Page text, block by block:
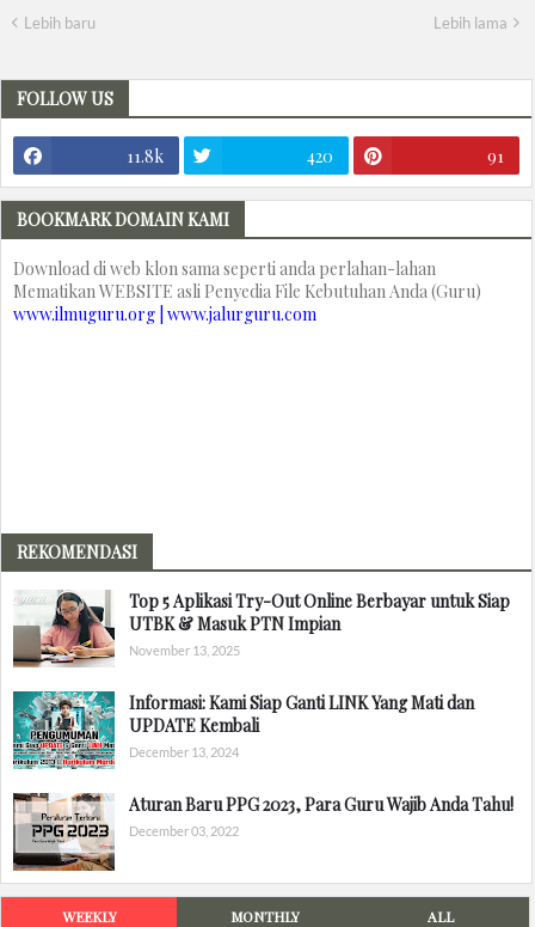
Lebih baru Lebih lama
FOLLOW US
11.8k 420 91
BOOKMARK DOMAIN KAMI
Download di web klon sama seperti anda perlahan-lahan
Mematikan WEBSITE asli Penyedia File Kebutuhan Anda (Guru)
www.ilmuguru.org | www.jalurguru.com
REKOMENDASI
Top 5 Aplikasi Try-Out Online Berbayar untuk Siap
UTBK & Masuk PTN Impian
November 13, 2025
Informasi: Kami Siap Ganti LINK Yang Mati dan
UPDATE Kembali
December 13, 2024
Aturan Baru PPG 2023, Para Guru Wajib Anda Tahu!
December 03, 2022
WEEKLY MONTHLY ALL